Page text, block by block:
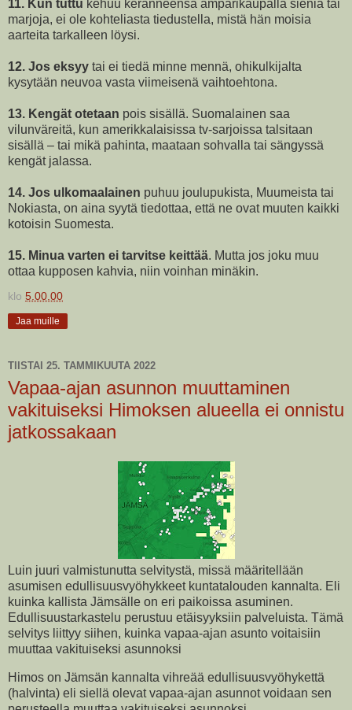
11. Kun tuttu kehuu keränneensä ämpärikaupalla sieniä tai
marjoja, ei ole kohteliasta tiedustella, mistä hän moisia
aarteita tarkalleen löysi.
12. Jos eksyy tai ei tiedä minne mennä, ohikulkijalta
kysytään neuvoa vasta viimeisenä vaihtoehtona.
13. Kengät otetaan pois sisällä. Suomalainen saa
vilunväreitä, kun amerikkalaisissa tv-sarjoissa talsitaan
sisällä – tai mikä pahinta, maataan sohvalla tai sängyssä
kengät jalassa.
14. Jos ulkomaalainen puhuu joulupukista, Muumeista tai
Nokiasta, on aina syytä tiedottaa, että ne ovat muuten kaikki
kotoisin Suomesta.
15. Minua varten ei tarvitse keittää. Mutta jos joku muu
ottaa kupposen kahvia, niin voinhan minäkin.
klo 5.00.00
Jaa muille
TIISTAI 25. TAMMIKUUTA 2022
Vapaa-ajan asunnon muuttaminen
vakituiseksi Himoksen alueella ei onnistu
jatkossakaan
Luin juuri valmistunutta selvitystä, missä määritellään
asumisen edullisuusvyöhykkeet kuntatalouden kannalta. Eli
kuinka kallista Jämsälle on eri paikoissa asuminen.
Edullisuustarkastelu perustuu etäisyyksiin palveluista. Tämä
selvitys liittyy siihen, kuinka vapaa-ajan asunto voitaisiin
muuttaa vakituiseksi asunnoksi
Himos on Jämsän kannalta vihreää edullisuusvyöhykettä
(halvinta) eli siellä olevat vapaa-ajan asunnot voidaan sen